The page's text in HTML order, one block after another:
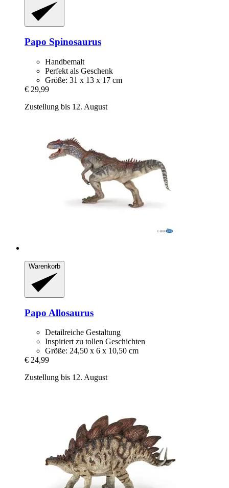
Papo Spinosaurus
Handbemalt
Perfekt als Geschenk
Größe: 31 x 13 x 17 cm
€ 29,99
Zustellung bis 12. August
Warenkorb
Papo Allosaurus
Detailreiche Gestaltung
Inspiriert zu tollen Geschichten
Größe: 24,50 x 6 x 10,50 cm
€ 24,99
Zustellung bis 12. August